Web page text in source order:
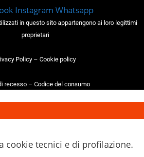
Instagram Whatsapp
in questo sito appartengono ai loro legittimi
proprietari
Policy – Cookie policy
recesso – Codice del consumo
cookie tecnici e di profilazione.